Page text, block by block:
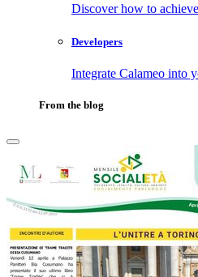
Discover how to
Developers
Integrate Calameo into
From the blog